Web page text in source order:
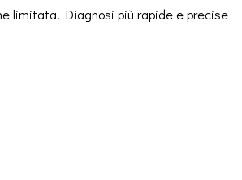
limitata. Diagnosi più rapide e precise